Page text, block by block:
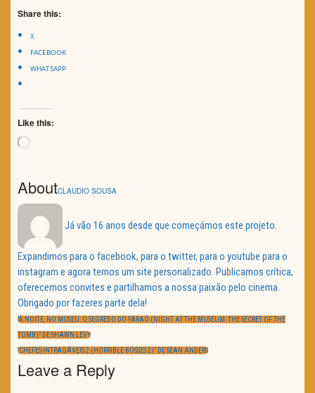
Share this:
X
FACEBOOK
WHATSAPP
Like this:
Loading…
AboutCLAUDIO SOUSA
Já vão 16 anos desde que começámos este projeto.
Expandimos para o facebook, para o twitter, para o youtube para o
instagram e agora temos um site personalizado. Publicamos crítica,
oferecemos convites e partilhamos a nossa paixão pelo cinema.
Obrigado por fazeres parte dela!
Navegação
de
artigos
PREVIOUS
POST:
“À NOITE, NO MUSEU: O SEGREDO DO FARAÓ (NIGHT AT THE MUSEUM: THE SECRET OF THE
TOMB)” DE SHAWN LEVY
NEXT
POST:
“CHEFES INTRAGÁVEIS 2 (HORRIBLE BOSSES 2)” DE SEAN ANDERS
Leave a Reply